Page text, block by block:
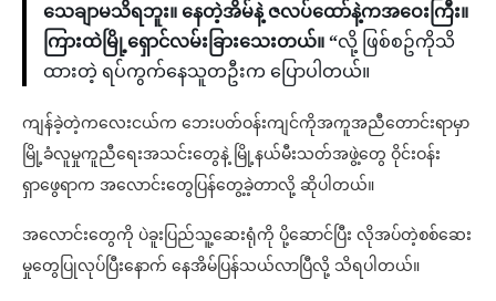
သေချာမသိရဘူး။ နေတဲ့အိမ်နဲ့ ဇလပ်ထော်နဲ့ကအဝေးကြီး။
ကြားထဲမြို့ရှောင်လမ်းခြားသေးတယ်။ “လို့ ဖြစ်စဥ်ကိုသိ
ထားတဲ့ ရပ်ကွက်နေသူတဦးက ပြောပါတယ်။
ကျန်ခဲ့တဲ့ကလေးငယ်က ဘေးပတ်ဝန်းကျင်ကိုအကူအညီတောင်းရာမှာ
မြို့ခံလူမှုကူညီရေးအသင်းတွေနဲ့ မြို့နယ်မီးသတ်အဖွဲ့တွေ ဝိုင်းဝန်း
ရှာဖွေရာက အလောင်းတွေပြန်တွေ့ခဲ့တာလို့ ဆိုပါတယ်။
အလောင်းတွေကို ပဲခူးပြည်သူ့ဆေးရုံကို ပို့ဆောင်ပြီး လိုအပ်တဲ့စစ်ဆေး
မှုတွေပြုလုပ်ပြီးနောက် နေအိမ်ပြန်သယ်လာပြီလို့ သိရပါတယ်။